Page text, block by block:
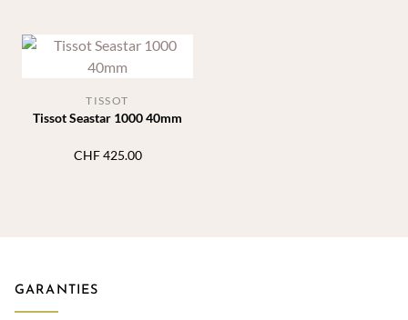
Tissot Seastar 1000 40mm
TISSOT
CHF425.00
GARANTIES